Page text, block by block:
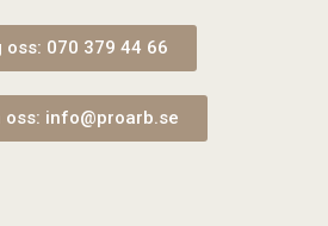
oss: 070 379 44 66
oss: info@proarb.se